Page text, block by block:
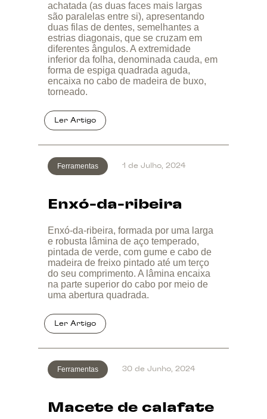
achatada (as duas faces mais largas
são paralelas entre si), apresentando
duas filas de dentes, semelhantes a
estrias diagonais, que se cruzam em
diferentes ângulos. A extremidade
inferior da folha, denominada cauda, em
forma de espiga quadrada aguda,
encaixa no cabo de madeira de buxo,
torneado.
Ferramentas
Enxó-da-ribeira
1 de Julho, 2024
Enxó-da-ribeira, formada por uma larga
e robusta lâmina de aço temperado,
pintada de verde, com gume e cabo de
madeira de freixo pintado até um terço
do seu comprimento. A lâmina encaixa
na parte superior do cabo por meio de
uma abertura quadrada.
Ferramentas
Macete de calafate
30 de Junho, 2024